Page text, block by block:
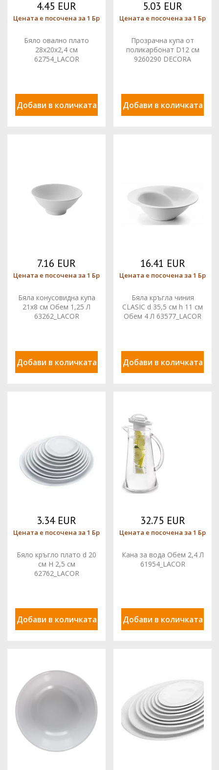
4.45 EUR
Цената е посочена за 1 Бр
Бяло овално плато
28x20x2,4 см
62754_LACOR
Добави в количката
5.03 EUR
Цената е посочена за 1 Бр
Прозрачна купа от
поликарбонат D12 см
9260290 DECORA
Добави в количката
7.16 EUR
Цената е посочена за 1 Бр
Бяла конусовидна купа
21x8 см Обем 1,25 Л
63262_LACOR
Добави в количката
16.41 EUR
Цената е посочена за 1 Бр
Бяла кръгла чиния
CLASIC d 35,5 см h 11 см
Обем 4 Л 63577_LACOR
Добави в количката
3.34 EUR
Цената е посочена за 1 Бр
Бяло кръгло плато d 20
см H 2,5 см
62762_LACOR
Добави в количката
32.75 EUR
Цената е посочена за 1 Бр
Кана за вода Обем 2,4 Л
61954_LACOR
Добави в количката